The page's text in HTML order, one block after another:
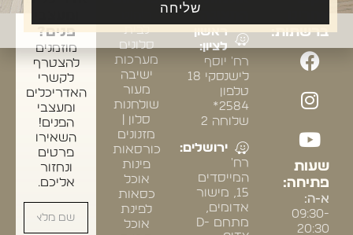
ברשתות:
שעות
פתיחה:
א-ה:
09:30-
20:30
התצוגה:
ראשון
לציון:
רח' יוסף
לישנסקי 18
טלפון
2584*
שלוחה 2
ירושלים:
רח'
המייסדים
15, מישור
אדומים,
מתחם D-
לבית
סלונים
מערכות
ישיבה
מעור
שולחנות
סלון |
מזנונים
כורסאות
פינות
אוכל
כסאות
לפינת
אוכל
פנים?
מוזמנים
להצטרף
לקשרי
האדריכלים
ומעצבי
הפנים!
השאירו
פרטים
ונחזור
אליכם.
שליחה